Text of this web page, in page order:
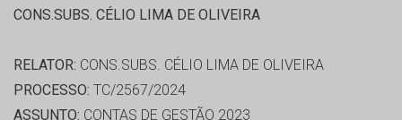
CONS.SUBS. CÉLIO LIMA DE OLIVEIRA
RELATOR: CONS.SUBS. CÉLIO LIMA DE OLIVEIRA
PROCESSO: TC/2567/2024
ASSUNTO: CONTAS DE GESTÃO 2023